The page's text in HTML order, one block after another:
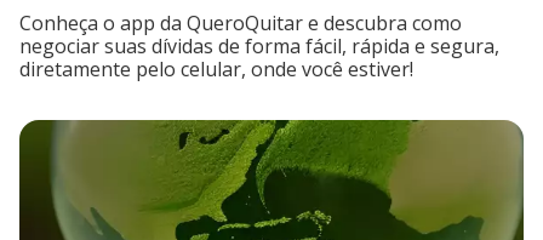
Conheça o app da QueroQuitar e descubra como
negociar suas dívidas de forma fácil, rápida e segura,
diretamente pelo celular, onde você estiver!